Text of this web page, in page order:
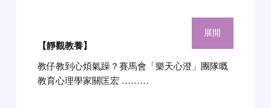
【靜觀教養】
教仔教到心煩氣躁？賽馬會「樂天心澄」團隊嘅
教育心理學家關匡宏 ………
展開